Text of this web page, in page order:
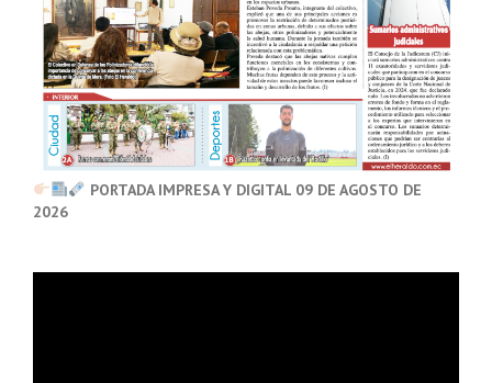
PORTADA IMPRESA Y DIGITAL 09 DE AGOSTO DE
2026